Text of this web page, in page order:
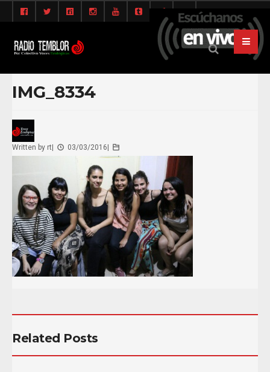
IMG_8334
Written by rt 03/03/2016
Related Posts